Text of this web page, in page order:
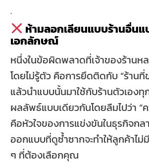
.
ห้ามลอกเลียนแบบร้านอื่นแ
เอกลักษณ์
หนึ่งในข้อผิดพลาดที่เจ้าของร้านห
โดยไม่รู้ตัว คือการยึดติดกับ “ร้าน
แล้วนำแบบนั้นมาใช้กับร้านตัวเองทุ
ผลลัพธ์แบบเดียวกันโดยลืมไปว่า “
คือหัวใจของการแข่งขันในธุรกิจกล
ออกแบบที่ดูซ้ำซากจะทำให้ลูกค้าไ
ๆ ที่ต้องเลือกคุณ